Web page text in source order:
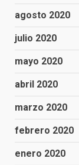
agosto 2020
julio 2020
mayo 2020
abril 2020
marzo 2020
febrero 2020
enero 2020